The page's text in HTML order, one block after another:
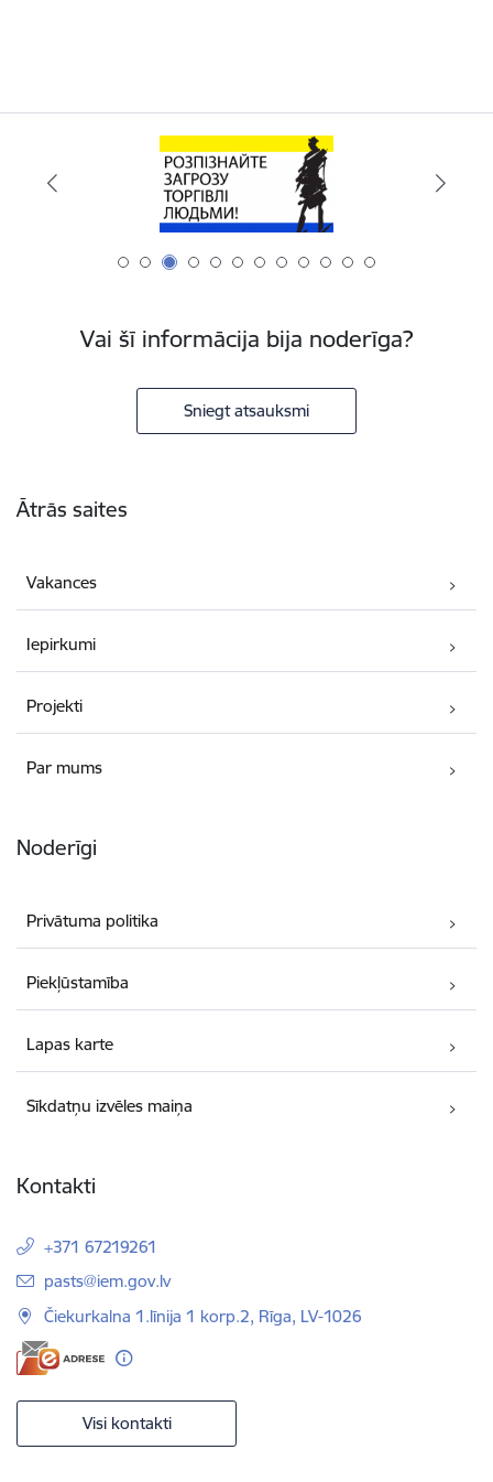
Vai šī informācija bija noderīga?
Sniegt atsauksmi
Ātrās saites
Vakances
Iepirkumi
Projekti
Par mums
Noderīgi
Privātuma politika
Piekļūstamība
Lapas karte
Sīkdatņu izvēles maiņa
Kontakti
+371 67219261
E-pasts:
pasts@iem.gov.lv
Čiekurkalna 1.līnija 1 korp.2, Rīga, LV-1026
Visi kontakti